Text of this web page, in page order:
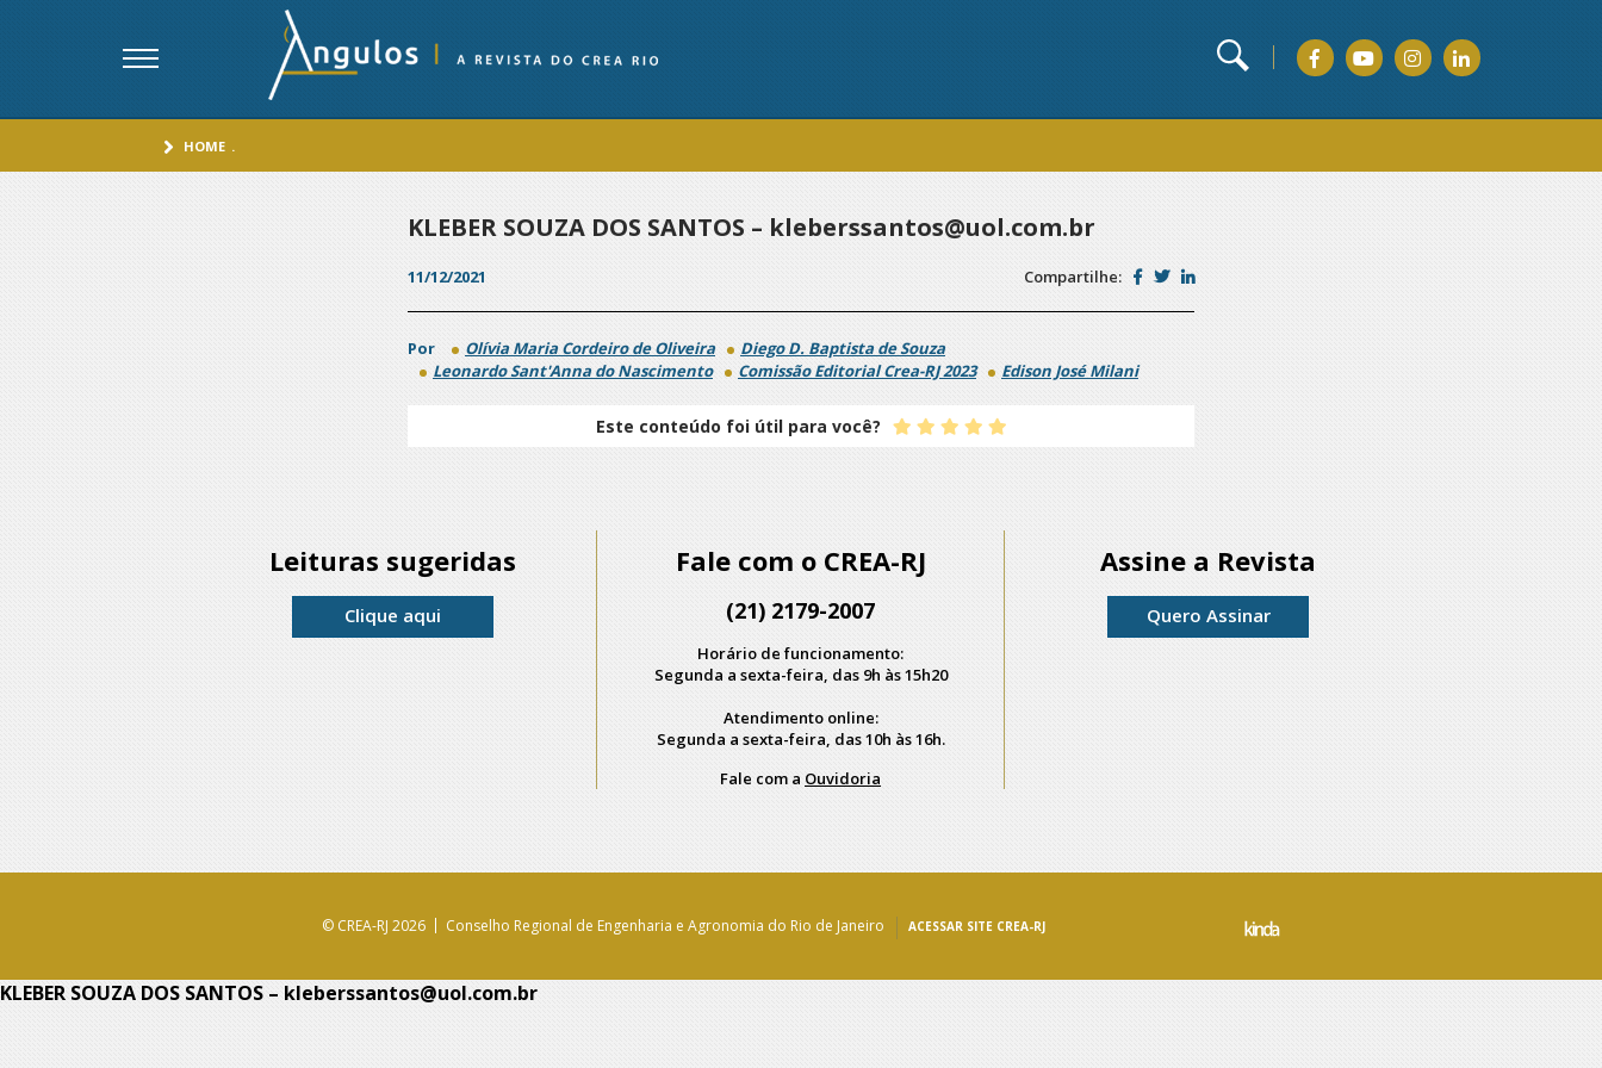
HOME .
KLEBER SOUZA DOS SANTOS – kleberssantos@uol.com.br
11/12/2021 Compartilhe:
Por Olívia Maria Cordeiro de Oliveira
Diego D. Baptista de Souza
Leonardo Sant'Anna do Nascimento
Comissão Editorial Crea-RJ 2023 Edison José Milani
Este conteúdo foi útil para você?
Leituras sugeridas
Clique aqui
Fale com o CREA-RJ
(21) 2179-2007
Horário de funcionamento:
Segunda a sexta-feira, das 9h às 15h20
Atendimento online:
Segunda a sexta-feira, das 10h às 16h.
Fale com a Ouvidoria
Assine a Revista
Quero Assinar
© CREA-RJ 2026 Conselho Regional de Engenharia e Agronomia do Rio de Janeiro ACESSAR SITE CREA-RJ
KLEBER SOUZA DOS SANTOS – kleberssantos@uol.com.br